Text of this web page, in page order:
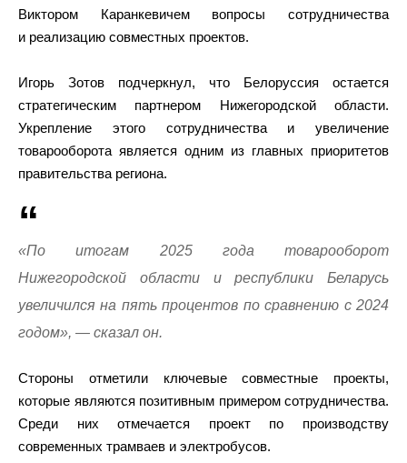
Виктором Каранкевичем вопросы сотрудничества
и реализацию совместных проектов.
Игорь Зотов подчеркнул, что Белоруссия остается
стратегическим партнером Нижегородской области.
Укрепление этого сотрудничества и увеличение
товарооборота является одним из главных приоритетов
правительства региона.
«По итогам 2025 года товарооборот
Нижегородской области и республики Беларусь
увеличился на пять процентов по сравнению с 2024
годом», — сказал он.
Стороны отметили ключевые совместные проекты,
которые являются позитивным примером сотрудничества.
Среди них отмечается проект по производству
современных трамваев и электробусов.